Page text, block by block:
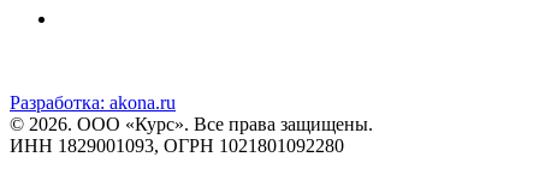
Разработка: akona.ru
© 2026. ООО «Курс». Все права защищены.
ИНН 1829001093, ОГРН 1021801092280